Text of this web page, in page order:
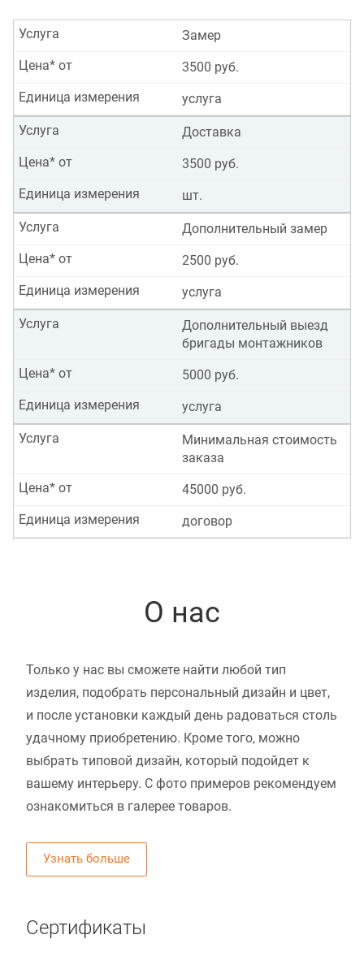
Замер
Услуга
3500 руб.
Цена* от
услуга
Единица измерения
Доставка
Услуга
3500 руб.
Цена* от
шт.
Единица измерения
Дополнительный замер
Услуга
2500 руб.
Цена* от
услуга
Единица измерения
Дополнительный выезд
бригады монтажников
Услуга
5000 руб.
Цена* от
услуга
Единица измерения
Минимальная стоимость
заказа
Услуга
45000 руб.
Цена* от
договор
Единица измерения
О нас
Только у нас вы сможете найти любой тип
изделия, подобрать персональный дизайн и цвет,
и после установки каждый день радоваться столь
удачному приобретению. Кроме того, можно
выбрать типовой дизайн, который подойдет к
вашему интерьеру. С фото примеров рекомендуем
ознакомиться в галерее товаров.
Узнать больше
Сертификаты